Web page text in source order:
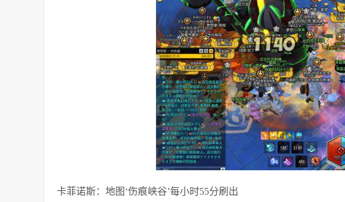
卡菲诺斯：地图‘伤痕峡谷’每小时55分刷出